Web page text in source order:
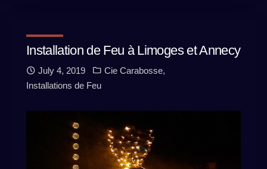
Installation de Feu à Limoges et Annecy
July 4, 2019 Cie Carabosse,
Installations de Feu